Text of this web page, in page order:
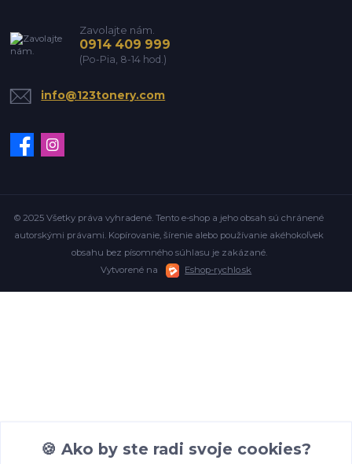
Zavolajte nám.
0914 409 999
(Po-Pia, 8-14 hod.)
info@123tonery.com
© 2025 Všetky práva vyhradené. Tento e-shop a jeho obsah sú chránené
autorskými právami. Kopírovanie, šírenie alebo používanie akéhokoľvek
obsahu bez písomného súhlasu je zakázané.
Vytvorené na
Eshop-rychlo.sk
🍪 Ako by ste radi svoje cookies?